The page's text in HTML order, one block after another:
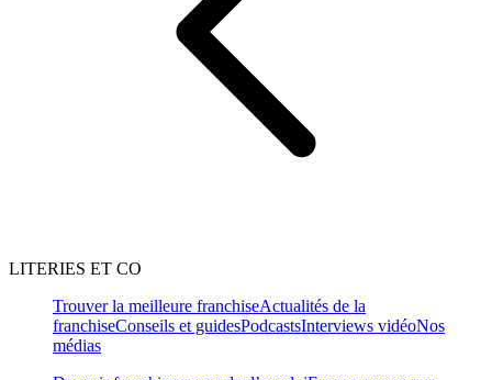
LITERIES ET CO
Trouver la meilleure franchiseActualités de la
franchiseConseils et guidesPodcastsInterviews vidéoNos
médias